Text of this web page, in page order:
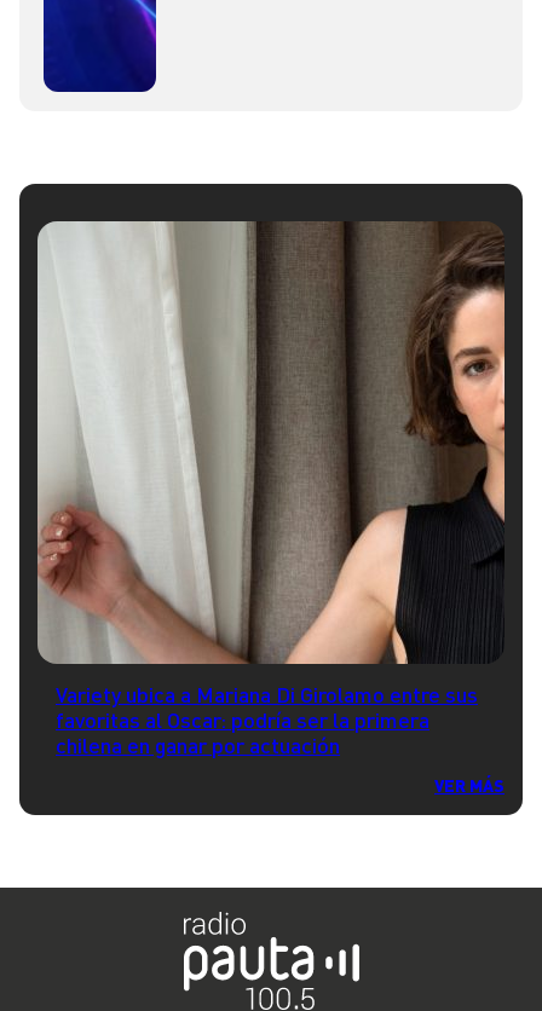
Variety ubica a Mariana Di Girolamo entre sus
favoritas al Oscar: podría ser la primera
chilena en ganar por actuación
VER MÁS